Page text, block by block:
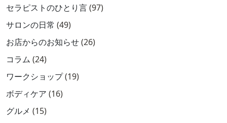
セラピストのひとり言(97)
サロンの日常 (49)
お店からのお知らせ(26)
コラム (24)
ワークショップ(19)
ボディケア (16)
グルメ (15)